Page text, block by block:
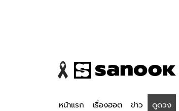
หน้าแรก เรื่องฮอต ข่าว ดูดวง